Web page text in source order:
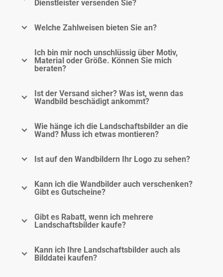
Dienstleister versenden Sie?
Welche Zahlweisen bieten Sie an?
Ich bin mir noch unschlüssig über Motiv,
Material oder Größe. Können Sie mich
beraten?
Ist der Versand sicher? Was ist, wenn das
Wandbild beschädigt ankommt?
Wie hänge ich die Landschaftsbilder an die
Wand? Muss ich etwas montieren?
Ist auf den Wandbildern Ihr Logo zu sehen?
Kann ich die Wandbilder auch verschenken?
Gibt es Gutscheine?
Gibt es Rabatt, wenn ich mehrere
Landschaftsbilder kaufe?
Kann ich Ihre Landschaftsbilder auch als
Bilddatei kaufen?